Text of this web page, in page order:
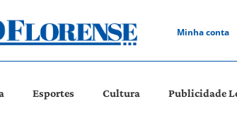
Minha conta
Esportes Cultura Publicidade